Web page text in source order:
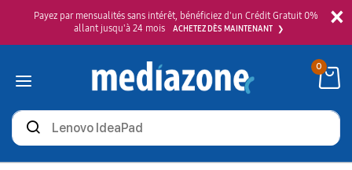
×
Payez par mensualités sans intérêt, bénéficiez d'un Crédit Gratuit 0%
allant jusqu'à 24 mois
ACHETEZ DÈS MAINTENANT
Rechercher
des
produits
0